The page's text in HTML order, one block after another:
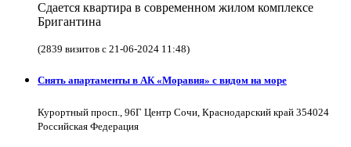
Сдается квартира в современном жилом комплексе
Бригантина
(2839 визитов с 21-06-2024 11:48)
Снять апартаменты в АК «Моравия» с видом на море
Курортный просп., 96Г Центр Сочи, Краснодарский край 354024
Российская Федерация